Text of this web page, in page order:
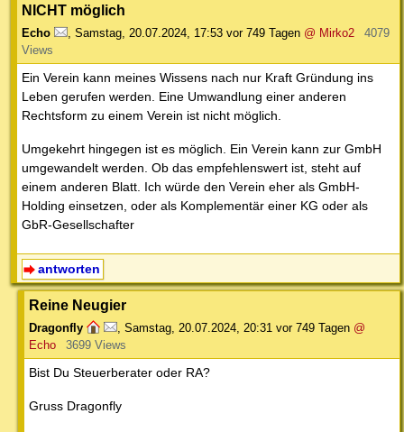
NICHT möglich
Echo Samstag, 20.07.2024, 17:53 vor 749 Tagen @ Mirko2
4079
Views
Ein Verein kann meines Wissens nach nur Kraft Gründung ins
Leben gerufen werden. Eine Umwandlung einer anderen
Rechtsform zu einem Verein ist nicht möglich.
Umgekehrt hingegen ist es möglich. Ein Verein kann zur GmbH
umgewandelt werden. Ob das empfehlenswert ist, steht auf
einem anderen Blatt. Ich würde den Verein eher als GmbH-
Holding einsetzen, oder als Komplementär einer KG oder als
GbR-Gesellschafter
antworten
Reine Neugier
Dragonfly Samstag, 20.07.2024, 20:31 vor 749 Tagen @
Echo
3699 Views
Bist Du Steuerberater oder RA?
Gruss Dragonfly